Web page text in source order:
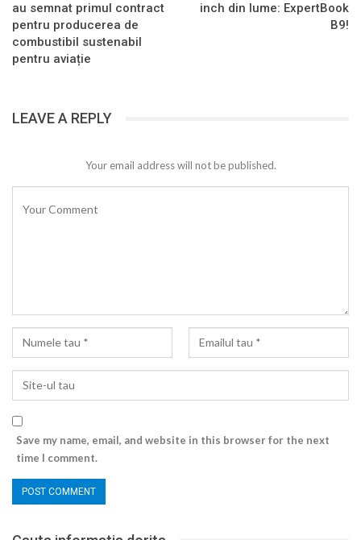
au semnat primul contract
pentru producerea de
combustibil sustenabil
pentru aviație
inch din lume: ExpertBook
B9!
LEAVE A REPLY
Your email address will not be published.
Save my name, email, and website in this browser for the next
time I comment.